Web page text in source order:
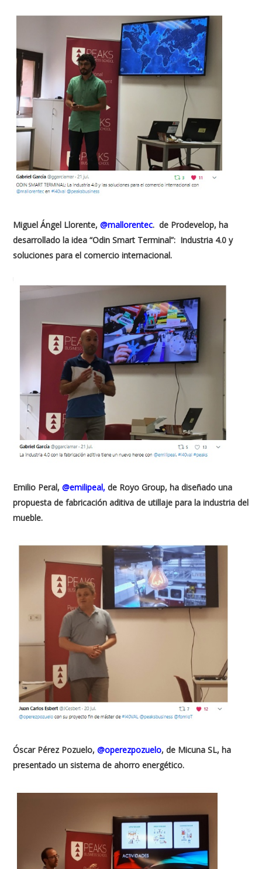
Miguel Ángel Llorente,@mallorentec. de Prodevelop, ha
desarrollado la idea “Odin Smart Terminal”: Industria 4.0 y
soluciones para el comercio internacional.
Emilio Peral,@emilipeal, de Royo Group, ha diseñado una
propuesta de fabricación aditiva de utillaje para la industria del
mueble.
Óscar Pérez Pozuelo,@operezpozuelo, de Micuna SL, ha
presentado un sistema de ahorro energético.